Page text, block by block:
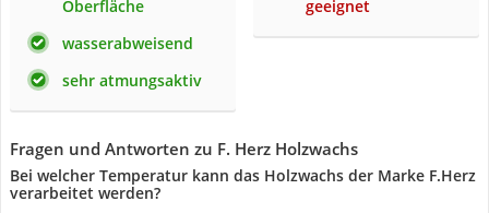
Oberfläche
wasserabweisend
sehr atmungsaktiv
geeignet
Fragen und Antworten zu F. Herz Holzwachs
Bei welcher Temperatur kann das Holzwachs der Marke F.Herz
verarbeitet werden?